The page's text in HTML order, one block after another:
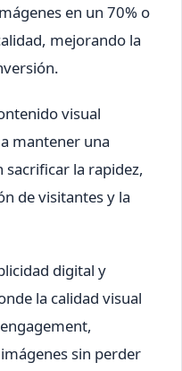
en un 70% o
mejorando la
visual
mantener una
la rapidez,
de visitantes y la
digital y
la calidad visual
sin perder